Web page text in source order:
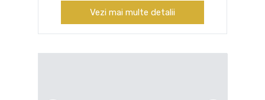
Vezi mai multe detalii